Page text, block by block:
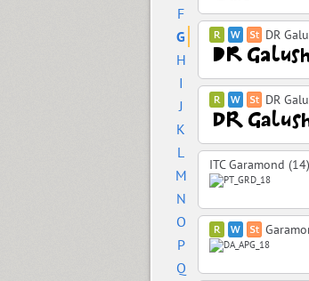
F
G
H
I
J
K
L
M
N
O
P
Q
DR
DR
ITC Garamond (14)